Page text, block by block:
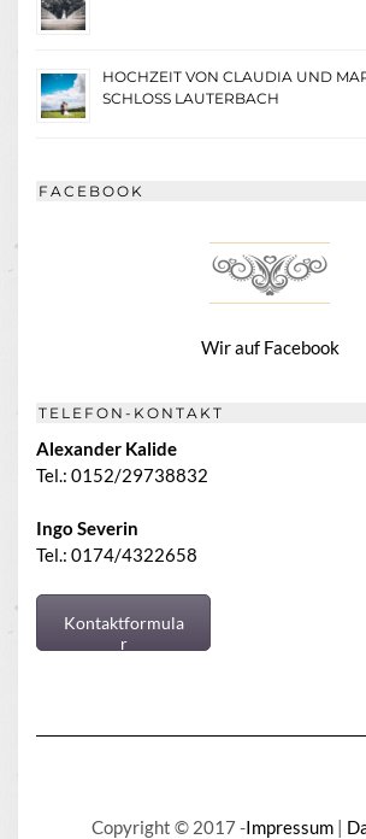
HOCHZEIT VON CLAUDIA UND
SCHLOSS LAUTERBACH
FACEBOOK
Wir auf Facebook
TELEFON-KONTAKT
Alexander Kalide
Tel.: 0152/29738832
Ingo Severin
Tel.: 0174/4322658
Kontaktformula
r
Copyright © 2017 -Impressum |